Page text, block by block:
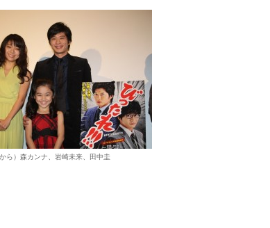
ら）森カンナ、岩崎未来、田中圭